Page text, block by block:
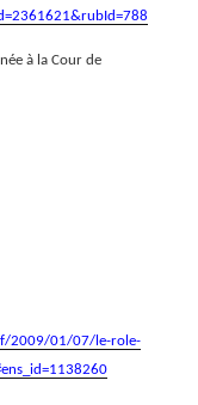
à la Cour de
2009/01/07/le-role-